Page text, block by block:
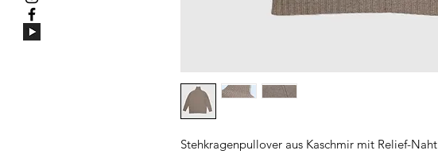
Stehkragenpullover aus Kaschmir mit Relief-Naht